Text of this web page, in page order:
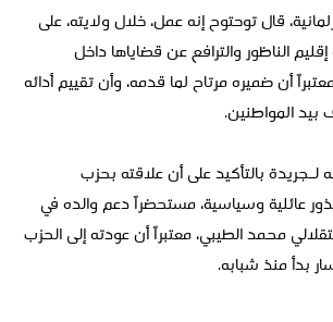
قال توحتوح إنه عمل، خلال ولايته، على
الناظور والترافع عن قضاياها داخل
أن ضميره مرتاح لما قدمه، وأن تقييم أدائه
بيد المواطنين.
لـجريدة بالتأكيد على أن علاقته بحزب
عائلية وسياسية، مستحضراً دعم والده في
محمد الطيبي، معتبراً أن عودته إلى الحزب
بدأ منذ شبابه.